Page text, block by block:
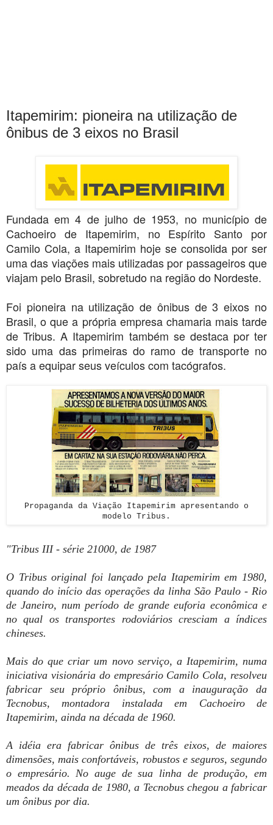
Itapemirim: pioneira na utilização de
ônibus de 3 eixos no Brasil
Fundada em 4 de julho de 1953, no município de
Cachoeiro de Itapemirim, no Espírito Santo por
Camilo Cola, a Itapemirim hoje se consolida por ser
uma das viações mais utilizadas por passageiros que
viajam pelo Brasil, sobretudo na região do Nordeste.
Foi pioneira na utilização de ônibus de 3 eixos no
Brasil, o que a própria empresa chamaria mais tarde
de Tribus. A Itapemirim também se destaca por ter
sido uma das primeiras do ramo de transporte no
país a equipar seus veículos com tacógrafos.
Propaganda da Viação Itapemirim apresentando o
modelo Tribus.
"Tribus III - série 21000, de 1987
O Tribus original foi lançado pela Itapemirim em 1980,
quando do início das operações da linha São Paulo - Rio
de Janeiro, num período de grande euforia econômica e
no qual os transportes rodoviários cresciam a índices
chineses.
Mais do que criar um novo serviço, a Itapemirim, numa
iniciativa visionária do empresário Camilo Cola, resolveu
fabricar seu próprio ônibus, com a inauguração da
Tecnobus, montadora instalada em Cachoeiro de
Itapemirim, ainda na década de 1960.
A idéia era fabricar ônibus de três eixos, de maiores
dimensões, mais confortáveis, robustos e seguros, segundo
o empresário. No auge de sua linha de produção, em
meados da década de 1980, a Tecnobus chegou a fabricar
um ônibus por dia.